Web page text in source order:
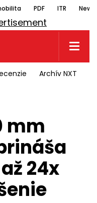
PDF ITR
Archív NXT
mm
24x